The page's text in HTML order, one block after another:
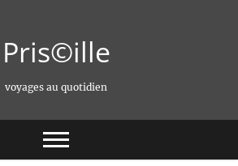
Pris©ille
voyages au quotidien